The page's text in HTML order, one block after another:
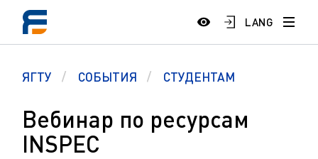
LANG
ЯГТУ СОБЫТИЯ СТУДЕНТАМ
Вебинар по ресурсам
INSPEC